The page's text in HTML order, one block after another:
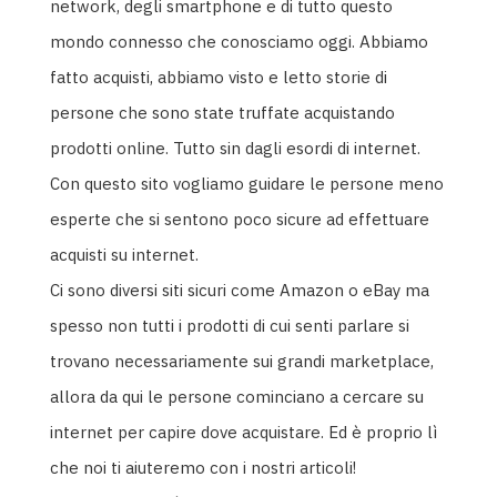
network, degli smartphone e di tutto questo
mondo connesso che conosciamo oggi. Abbiamo
fatto acquisti, abbiamo visto e letto storie di
persone che sono state truffate acquistando
prodotti online. Tutto sin dagli esordi di internet.
Con questo sito vogliamo guidare le persone meno
esperte che si sentono poco sicure ad effettuare
acquisti su internet.
Ci sono diversi siti sicuri come Amazon o eBay ma
spesso non tutti i prodotti di cui senti parlare si
trovano necessariamente sui grandi marketplace,
allora da qui le persone cominciano a cercare su
internet per capire dove acquistare. Ed è proprio lì
che noi ti aiuteremo con i nostri articoli!